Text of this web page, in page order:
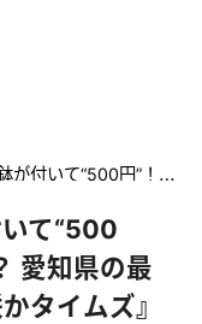
？ 愛知県の最新激安スポットとは『花咲かタイムズ』
て“500
愛知県の最
タイムズ』